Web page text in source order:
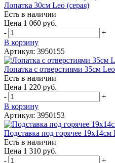
Лопатка 30см Leo (серая)
Есть в наличии
Цена 1 060 руб.
-
+
В корзину
Артикул: 3950155
Лопатка с отверстиями 35см
Есть в наличии
Цена 1 220 руб.
-
+
В корзину
Артикул: 3950153
Подставка под горячее 19х14см
Есть в наличии
Цена 1 310 руб.
-
+